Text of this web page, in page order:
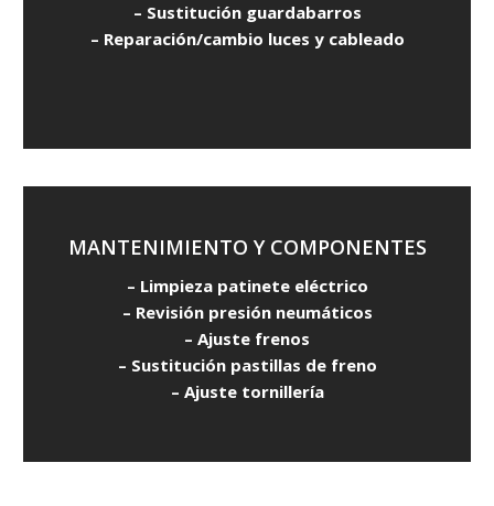
– Sustitución guardabarros
– Reparación/cambio luces y cableado
MANTENIMIENTO Y COMPONENTES
– Limpieza patinete eléctrico
– Revisión presión neumáticos
– Ajuste frenos
– Sustitución pastillas de freno
– Ajuste tornillería